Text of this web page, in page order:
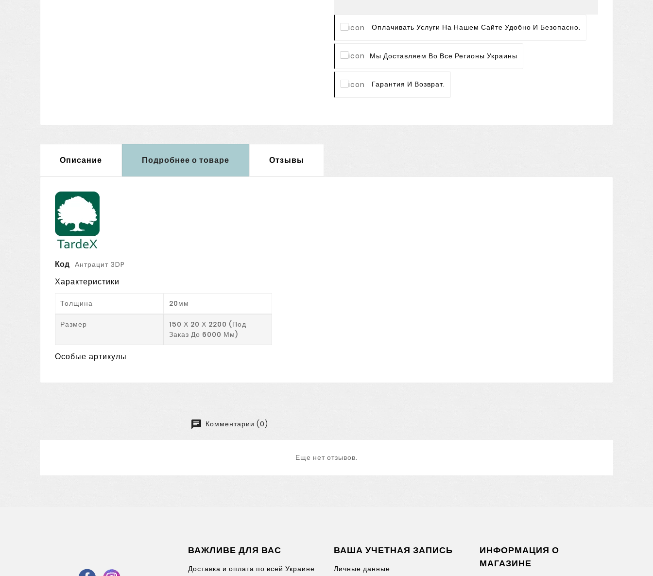
Оплачивать Услуги На Нашем Сайте Удобно И Безопасно.
Мы Доставляем Во Все Регионы Украины
Гарантия И Возврат.
Описание Подробнее о товаре Отзывы
Код Антрацит 3DP
Характеристики
Толщина 20мм
Размер
150 Х 20 Х 2200 (под
Заказ До 6000 Мм)
Особые артикулы
Комментарии (0)
Еще нет отзывов.
ВАЖЛИВЕ ДЛЯ ВАС
Доставка и оплата по всей Украине
ВАША УЧЕТНАЯ ЗАПИСЬ
Личные данные
ИНФОРМАЦИЯ О
МАГАЗИНЕ